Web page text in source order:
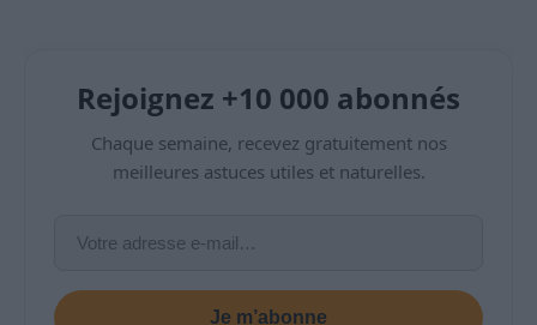
Rejoignez +10 000 abonnés
Chaque semaine, recevez gratuitement nos
meilleures astuces utiles et naturelles.
Je m’abonne